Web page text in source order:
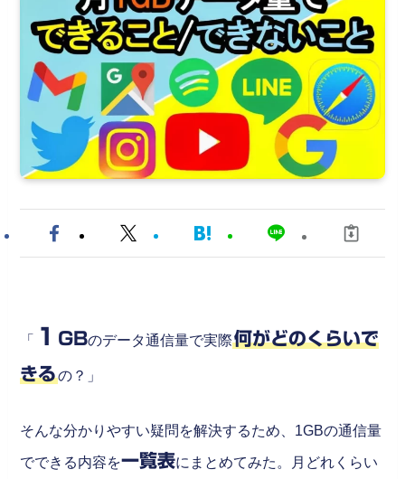
「 １ GBのデータ通信量で実際何がどのくらいで
きるの？」
そんな分かりやすい疑問を解決するため、1GBの通信量
でできる内容を一覧表にまとめてみた。月どれくらい